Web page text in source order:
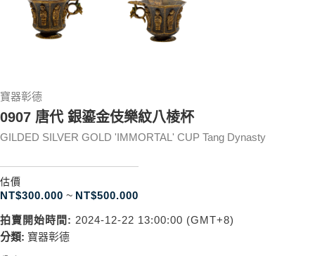
寶器彰德
0907 唐代 銀鎏金伎樂紋八棱杯
GILDED SILVER GOLD 'IMMORTAL' CUP Tang Dynasty
估價
NT$300.000 ~ NT$500.000
拍賣開始時間: 2024-12-22 13:00:00 (GMT+8)
分類: 寶器彰德